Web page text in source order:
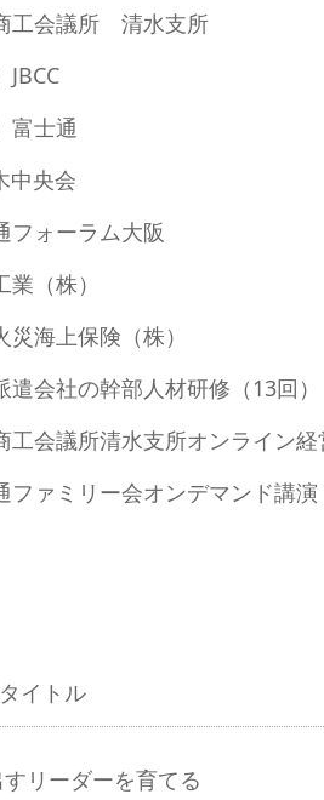
工会議所 清水支所
JBCC
富士通
中央会
フォーラム大阪
業（株）
災海上保険（株）
遣会社の幹部人材研修（13回
工会議所清水支所オンライン経
ファミリー会オンデマンド講
イトル
リーダーを育てる